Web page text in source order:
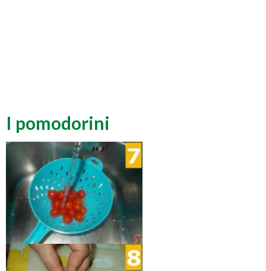
I pomodorini